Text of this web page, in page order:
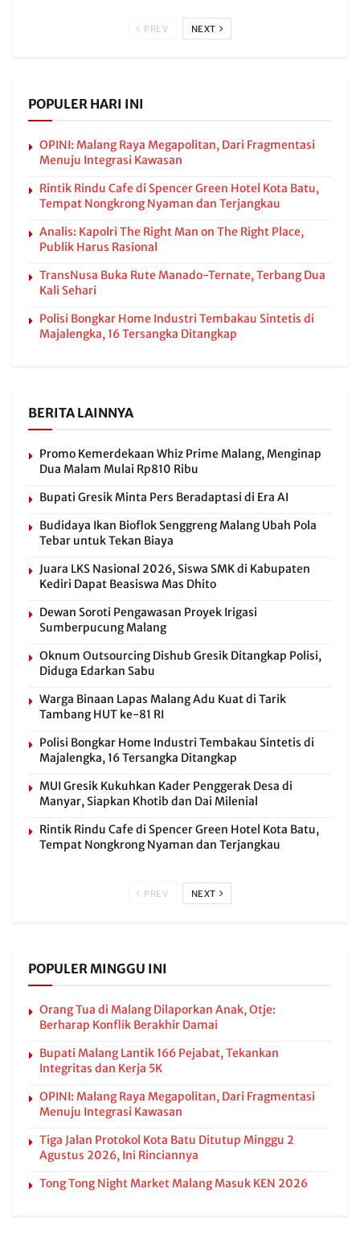
PREV NEXT
POPULER HARI INI
OPINI: Malang Raya Megapolitan, Dari Fragmentasi
Menuju Integrasi Kawasan
Rintik Rindu Cafe di Spencer Green Hotel Kota Batu,
Tempat Nongkrong Nyaman dan Terjangkau
Analis: Kapolri The Right Man on The Right Place,
Publik Harus Rasional
TransNusa Buka Rute Manado-Ternate, Terbang Dua
Kali Sehari
Polisi Bongkar Home Industri Tembakau Sintetis di
Majalengka, 16 Tersangka Ditangkap
BERITA LAINNYA
Promo Kemerdekaan Whiz Prime Malang, Menginap
Dua Malam Mulai Rp810 Ribu
Bupati Gresik Minta Pers Beradaptasi di Era AI
Budidaya Ikan Bioflok Senggreng Malang Ubah Pola
Tebar untuk Tekan Biaya
Juara LKS Nasional 2026, Siswa SMK di Kabupaten
Kediri Dapat Beasiswa Mas Dhito
Dewan Soroti Pengawasan Proyek Irigasi
Sumberpucung Malang
Oknum Outsourcing Dishub Gresik Ditangkap Polisi,
Diduga Edarkan Sabu
Warga Binaan Lapas Malang Adu Kuat di Tarik
Tambang HUT ke-81 RI
Polisi Bongkar Home Industri Tembakau Sintetis di
Majalengka, 16 Tersangka Ditangkap
MUI Gresik Kukuhkan Kader Penggerak Desa di
Manyar, Siapkan Khotib dan Dai Milenial
Rintik Rindu Cafe di Spencer Green Hotel Kota Batu,
Tempat Nongkrong Nyaman dan Terjangkau
PREV NEXT
POPULER MINGGU INI
Orang Tua di Malang Dilaporkan Anak, Otje:
Berharap Konflik Berakhir Damai
Bupati Malang Lantik 166 Pejabat, Tekankan
Integritas dan Kerja 5K
OPINI: Malang Raya Megapolitan, Dari Fragmentasi
Menuju Integrasi Kawasan
Tiga Jalan Protokol Kota Batu Ditutup Minggu 2
Agustus 2026, Ini Rinciannya
Tong Tong Night Market Malang Masuk KEN 2026